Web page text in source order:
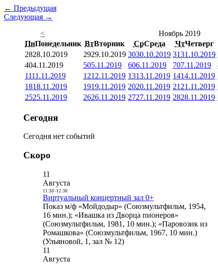
← Предыдущая
Следующая →
<
Ноябрь 2019
ПнПонедельник ВтВторник СрСреда ЧтЧетверг
2828.10.2019 2929.10.2019 3030.10.2019 3131.10.2019
404.11.2019 505.11.2019 606.11.2019 707.11.2019
1111.11.2019 1212.11.2019 1313.11.2019 1414.11.2019
1818.11.2019 1919.11.2019 2020.11.2019 21 21.11.2019
2525.11.2019 2626.11.2019 2727.11.2019 2828.11.2019
Сегодня
Сегодня нет событий
Скоро
11
Августа
11:30- 12:30
Виртуальный концертный зал 0+
Показ м/ф «Мойдодыр» (Союзмультфильм, 1954,
16 мин.); «Ивашка из Дворца пионеров»
(Союзмультфильм, 1981, 10 мин.); «Паровозик из
Ромашкова» (Союзмультфильм, 1967, 10 мин.)
(Ульяновой, 1, зал № 12)
11
Августа